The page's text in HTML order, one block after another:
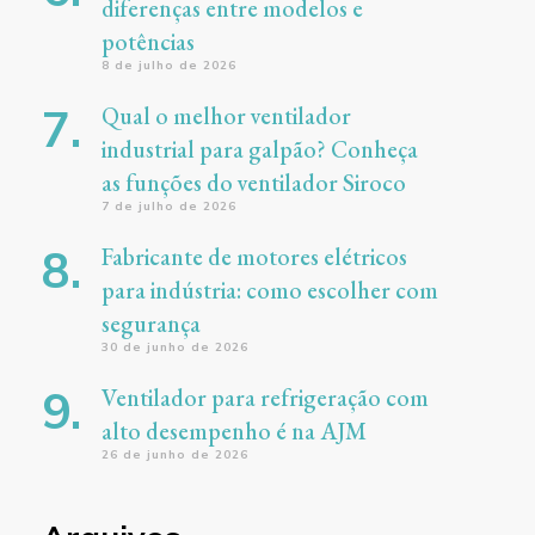
diferenças entre modelos e
potências
8 de julho de 2026
Qual o melhor ventilador
industrial para galpão? Conheça
as funções do ventilador Siroco
7 de julho de 2026
Fabricante de motores elétricos
para indústria: como escolher com
segurança
30 de junho de 2026
Ventilador para refrigeração com
alto desempenho é na AJM
26 de junho de 2026